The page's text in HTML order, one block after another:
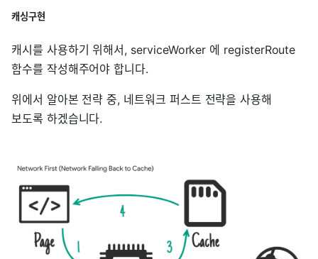
캐싱구현
캐시를 사용하기 위해서, serviceWorker 에 registerRoute
함수를 작성해주어야 합니다.
위에서 알아본 전략 중, 네트워크 퍼스트 전략을 사용해
보도록 하겠습니다.